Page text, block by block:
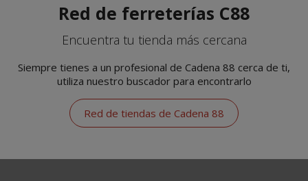
Red de ferreterías C88
Encuentra tu tienda más cercana
Siempre tienes a un profesional de Cadena 88 cerca de ti,
utiliza nuestro buscador para encontrarlo
Red de tiendas de Cadena 88